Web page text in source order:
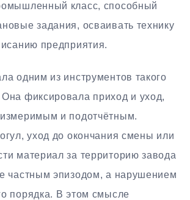
класс, способный
задания, осваивать технику
предприятия.
одним из инструментов такого
фиксировала приход и уход,
и подотчётным.
уход до окончания смены или
материал за территорию завода
частным эпизодом, а нарушением
порядка. В этом смысле